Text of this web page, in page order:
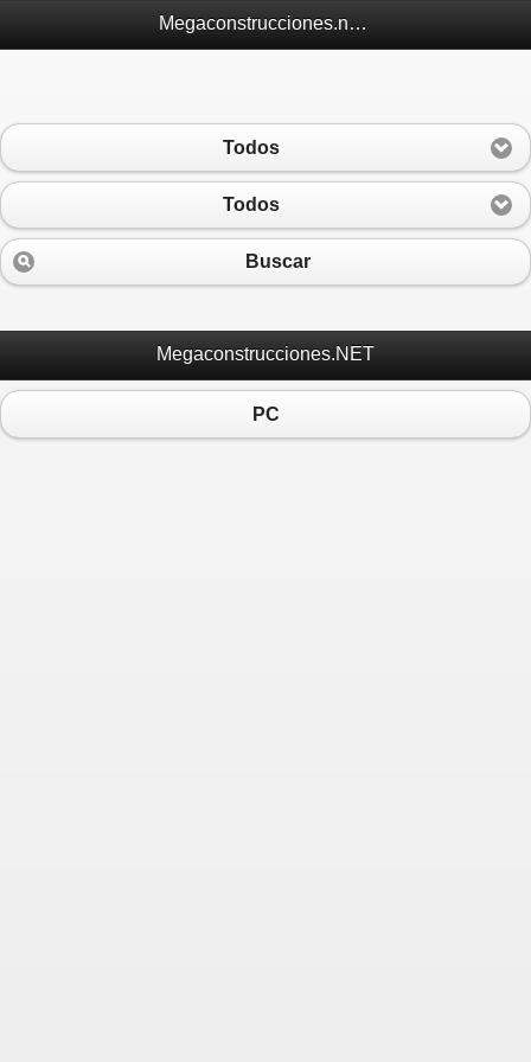
Megaconstrucciones.net Móvil
Todos
Todos
Buscar
Megaconstrucciones.NET
PC